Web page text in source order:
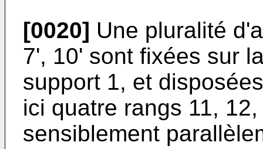
[0020] Une pluralité
7', 10' sont fixées sur
support 1, et
ici quatre rangs 11,
sensiblement